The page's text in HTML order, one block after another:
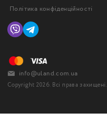
Copyright 2026. Всі права захищені.
Політика конфіденційності
info@uland.com.ua